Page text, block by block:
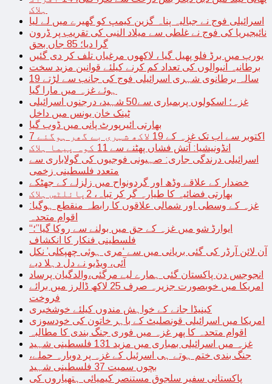
ہلاک
اسرائیلی فوج نے جبالیہ پناہ گزین کیمپ کو گھیرے میں لے لیا
نائیجیریا کی فوج نے غلطی سے میلاد النبی کی تقریب پر ڈرون
گرا دیا؛ 85 جاں بحق
یورپ میں برڈ فلو پھیل گیا ، لاکھوں مرغیاں تلف کر دی گئیں
برطانیہ آنیوالوں کی تعداد کم کرنے کیلئے قوانین مزید سخت
19 سالہ برطانوی شہری اسرائیلی فوج کی جانب سے لڑتے
ہوئے غزہ میں مارا گیا
غزہ؛ اسکولوں پربمباری سے50 شہید، درجنوں اسرائیلی
ٹینک خان یونس میں داخل
بھارتی ائیرپورٹ پانی میں ڈوب گیا
7 اکتوبر سے اب تک غزہ کے 19 لاکھ شہری بے گھر ہوگئے
انڈونیشیا: آتش فشاں پھٹنے سے 11 کوہ پیما ہلاک
اسرائیلی درندگی جاری: صہیونی فوجیوں کی گولاباری سے
متعدد فلسطینی زخمی
خضدار کے علاقے وڈھ اور گردونواح میں زلزلے کے جھٹکے
بھارتی فضائیہ کا طیارہ گر کر تباہ، 2پائلٹس ہلاک
غزہ کے وسطی اور شمالی علاقوں کا رابطہ منقطع ہوگیا:
اقوام متحدہ
“ایوارڈ شو میں غزہ کے حق میں بولنے سے روکا گیا”؛
فلسطینی فنکار کا انکشاف
آن لائن آرڈر کی گئی بریانی میں سے ‘مری ہوئی چھپکلی’ نکل
آئی، ویڈیو نے دل دہلا دیے
انجوجس دن پاکستان گئی ہمارے لیے مرگئی،والدگیان پرساد
امریکا میں خوبصورت جزیرہ صرف 25 لاکھ ڈالرز میں برائے
فروخت
کینیڈا جانے کے خواہش مندوں کیلئے خوشخبری
امریکا میں اسرائیلی قونصلیٹ کے باہر خاتون کی خودسوزی
اقوام متحدہ کا پھر غزہ میں فوری جنگ بندی کا مطالبہ
غزہ میں اسرائیلی بمباری میں مزید 131 فلسطینی شہید
جنگ بندی ختم ہوتے ہی اسرئیل کے غزہ پر دوبارہ حملے،
بچوں سمیت 37 فلسطینی شہید
پاکستانی سفیر سلجوق مستنصر کیمیائی ہتھیاروں کی